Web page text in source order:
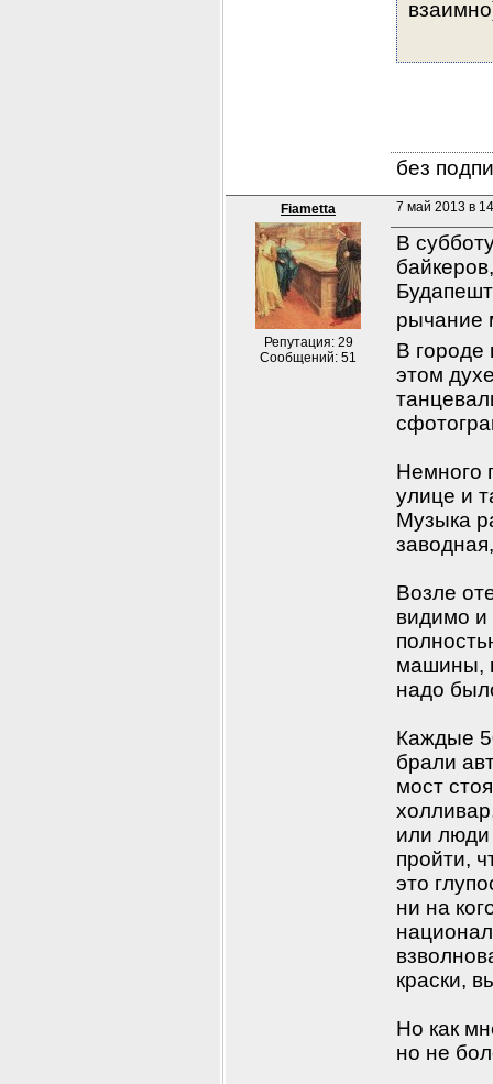
без
Fiametta
Репутация: 29
Сообщений: 51
7 май 2013 в
В
рычание
В городе
этом
Немного
улице и
Музыка
Возле
видимо и
машины,
надо
Каждые
брали
мост
или люди
пройти,
это
ни на
краски,
Но как
но не